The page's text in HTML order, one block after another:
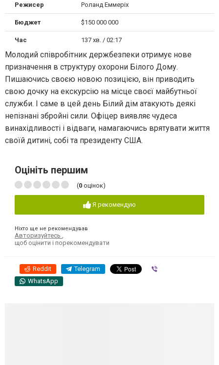
Режисер Роланд Еммеріх
Бюджет $150 000 000
Час 137 хв. / 02:17
Молодий співробітник держбезпеки отримує нове
призначення в структуру охорони Білого Дому.
Пишаючись своєю новою позицією, він приводить
свою дочку на екскурсію на місце своєї майбутньої
служби. І саме в цей день Білий дім атакують деякі
непізнані збройні сили. Офіцер виявляє чудеса
винахідливості і відваги, намагаючись врятувати життя
своїй дитині, собі та президенту США.
Оцініть першим
(0 оцінок)
Я рекомендую
Ніхто ще не рекомендував
Авторизуйтесь ,
щоб оцінити і порекомендувати
Reddit Telegram
WhatsApp